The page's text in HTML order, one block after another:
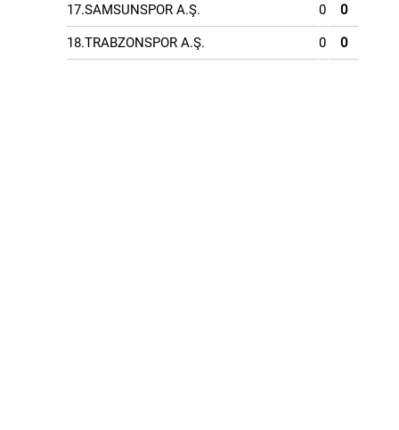
17.SAMSUNSPOR A.Ş. 0 0
18.TRABZONSPOR A.Ş. 0 0